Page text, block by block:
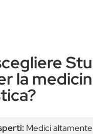
la
Medici